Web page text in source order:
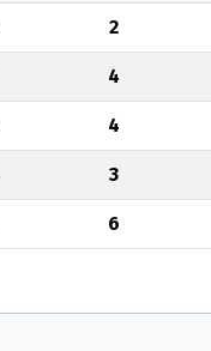
2
4
4
3
6